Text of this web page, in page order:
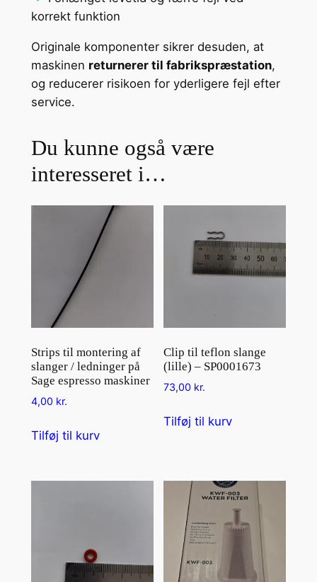
korrekt funktion
Originale komponenter sikrer desuden, at
maskinen returnerer til fabrikspræstation,
og reducerer risikoen for yderligere fejl efter
service.
Du kunne også være
interesseret i…
Strips til montering af
slanger / ledninger på
Sage espresso maskiner
4,00 kr.
Tilføj til kurv
Clip til teflon slange
(lille) – SP0001673
73,00 kr.
Tilføj til kurv